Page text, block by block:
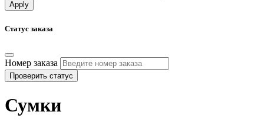
Статус заказа
Номер заказа
Проверить статус
Сумки